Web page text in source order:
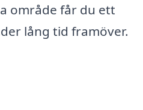
område får du ett
lång tid framöver.